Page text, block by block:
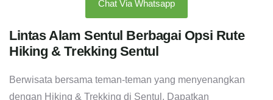
Chat Via Whatsapp
Lintas Alam Sentul Berbagai Opsi Rute
Hiking & Trekking Sentul
Berwisata bersama teman-teman yang menyenangkan
dengan Hiking & Trekking di Sentul. Dapatkan